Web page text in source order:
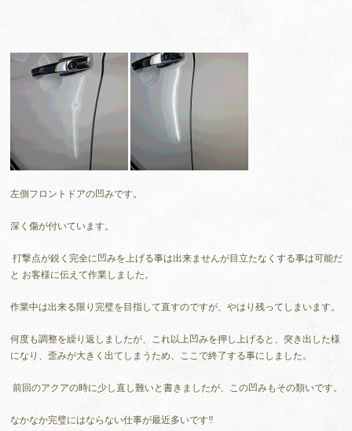
左側フロントドアの凹みです。
深く傷が付いています。
打撃点が鋭く完全に凹みを上げる事は出来ませんが目立たなくする事は可能だ
と お客様に伝えて作業しました。
作業中は出来る限り完璧を目指して直すのですが、やはり残ってしまいます。
何度も調整を繰り返しましたが、これ以上凹みを押し上げると、突き出した様
になり、歪みが大きく出てしまうため、ここで終了する事にしました。
前回のアクアの時に少し直し難いと書きましたが、この凹みもその類いです。
なかなか完璧にはならない仕事が最近多いです‼